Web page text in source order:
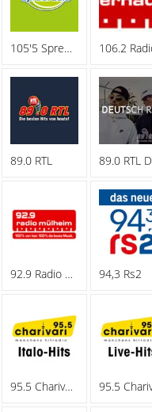
105'5 Spreeradio
89.0 RTL
92.9 Radio Muelheim 94,3 Rs2
95.5 Charivari - Italo-Hits